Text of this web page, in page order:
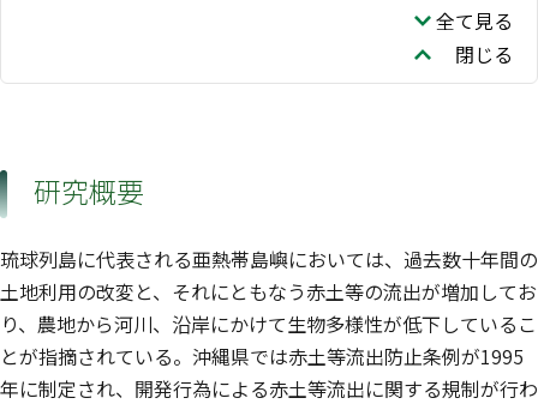
全て見る
閉じる
研究概要
琉球列島に代表される亜熱帯島嶼においては、過去数十年間の
土地利用の改変と、それにともなう赤土等の流出が増加してお
り、農地から河川、沿岸にかけて生物多様性が低下しているこ
とが指摘されている。沖縄県では赤土等流出防止条例が1995
年に制定され、開発行為による赤土等流出に関する規制が行わ